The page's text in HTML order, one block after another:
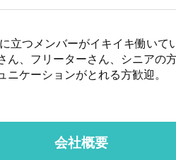
立つメンバーがイキイキ働い
ん、フリーターさん、シニアの
ケーションがとれる方歓迎。
会社概要